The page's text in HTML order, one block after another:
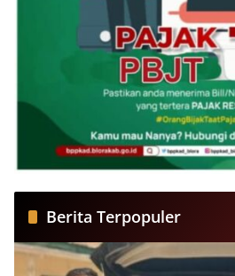
Berita Terpopuler